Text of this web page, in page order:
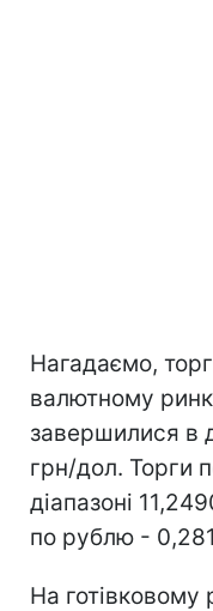
Нагадаємо,
валютному
завершилися в
грн/дол. Торги
діапазоні
по рублю -
На готівковому